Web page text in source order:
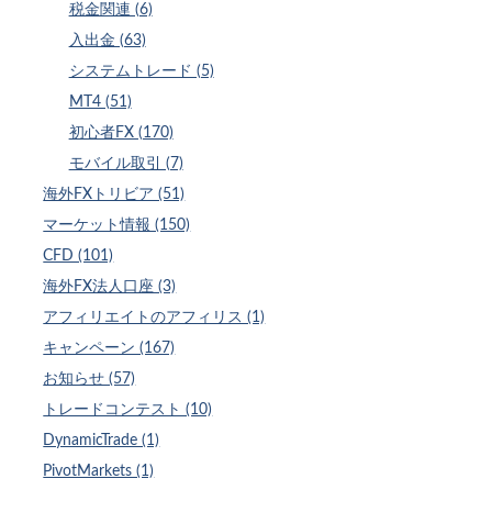
税金関連 (6)
入出金 (63)
システムトレード (5)
MT4 (51)
初心者FX (170)
モバイル取引 (7)
海外FXトリビア (51)
マーケット情報 (150)
CFD (101)
海外FX法人口座 (3)
アフィリエイトのアフィリス (1)
キャンペーン (167)
お知らせ (57)
トレードコンテスト (10)
DynamicTrade (1)
PivotMarkets (1)